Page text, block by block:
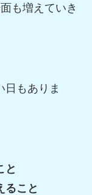
も増えていき
日もありま
と
ること